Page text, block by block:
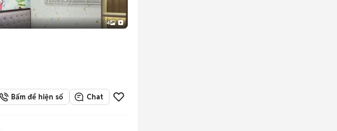
4
Bấm để hiện số Chat